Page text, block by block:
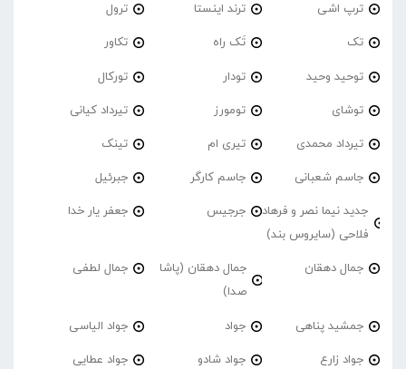
ترپ اشی ترند اینستا ترول
تک تَک راه تکاور
توحید وحید تودار تورکال
توشای تومورز تیرداد کیانی
تیرداد محمدی تیری ام تینک
جاسم شعبانی جاسم کارگر جبرئیل
جدید نیما نصر و فرهاد
فلاحی (سایروس بند)
جرجیس جعفر یار خدا
جمال دهقان
جمال دهقان (پاشا
صدا)
جمال لطفی
جمشید پناهی جواد جواد الیاسی
جواد زارع جواد شادو جواد عطایی